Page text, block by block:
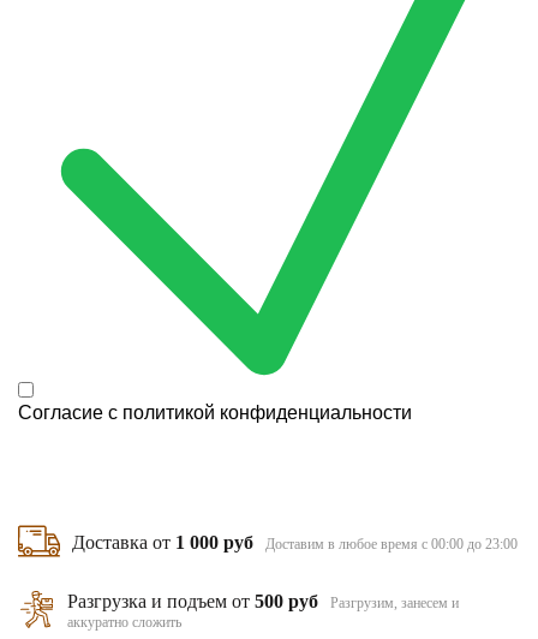
Согласие с политикой конфиденциальности
Доставка от 1 000 руб Доставим в любое время с 00:00 до 23:00
Разгрузка и подъем от500 руб
Разгрузим, занесем и
аккуратно сложить